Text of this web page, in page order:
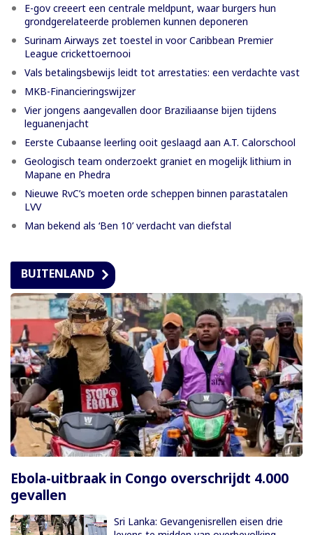
E-gov creeert een centrale meldpunt, waar burgers hun
grondgerelateerde problemen kunnen deponeren
Surinam Airways zet toestel in voor Caribbean Premier
League crickettoernooi
Vals betalingsbewijs leidt tot arrestaties: een verdachte vast
MKB-Financieringswijzer
Vier jongens aangevallen door Braziliaanse bijen tijdens
leguanenjacht
Eerste Cubaanse leerling ooit geslaagd aan A.T. Calorschool
Geologisch team onderzoekt graniet en mogelijk lithium in
Mapane en Phedra
Nieuwe RvC’s moeten orde scheppen binnen parastatalen
LVV
Man bekend als ‘Ben 10’ verdacht van diefstal
BUITENLAND
Ebola-uitbraak in Congo overschrijdt 4.000
gevallen
Sri Lanka: Gevangenisrellen eisen drie